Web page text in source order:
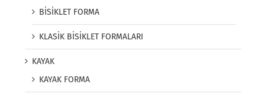
BİSİKLET FORMA
KLASİK BİSİKLET FORMALARI
KAYAK
KAYAK FORMA